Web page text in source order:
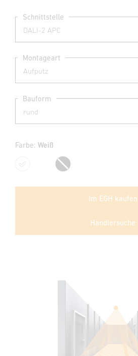
Schnittstelle
Montageart
Bauform
Farbe: Weiß
Weiß Schwarz
Im EGH kaufen
Händlersuche